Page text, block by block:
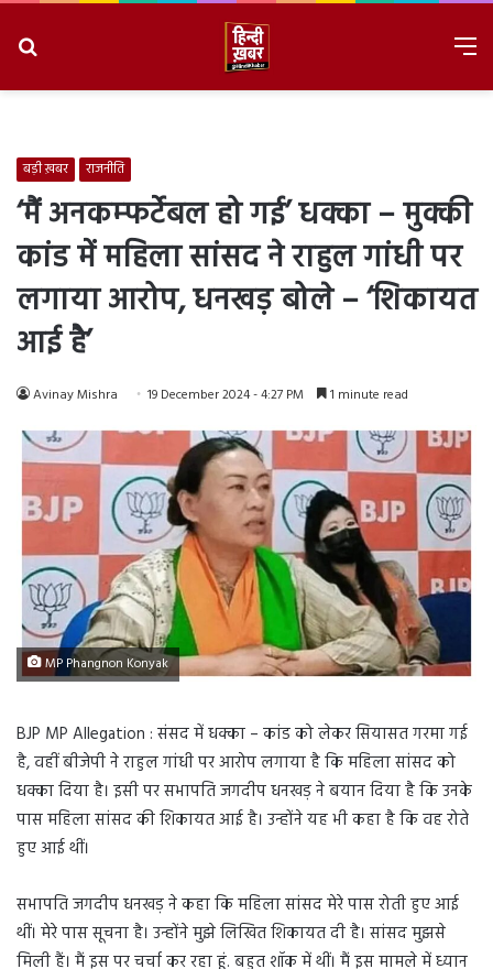
बड़ी ख़बर राजनीति
‘मैं अनकम्फर्टेबल हो गई’ धक्का – मुक्की
कांड में महिला सांसद ने राहुल गांधी पर
लगाया आरोप, धनखड़ बोले – ‘शिकायत
आई है’
Avinay Mishra 19 December 2024 - 4:27 PM 1 minute read
MP Phangnon Konyak
BJP MP Allegation : संसद में धक्का – कांड को लेकर सियासत गरमा गई
है, वहीं बीजेपी ने राहुल गांधी पर आरोप लगाया है कि महिला सांसद को
धक्का दिया है। इसी पर सभापति जगदीप धनखड़ ने बयान दिया है कि उनके
पास महिला सांसद की शिकायत आई है। उन्होंने यह भी कहा है कि वह रोते
हुए आई थीं।
सभापति जगदीप धनखड़ ने कहा कि महिला सांसद मेरे पास रोती हुए आई
थीं। मेरे पास सूचना है। उन्होंने मुझे लिखित शिकायत दी है। सांसद मुझसे
मिली हैं। मैं इस पर चर्चा कर रहा हूं. बहुत शॉक में थीं। मैं इस मामले में ध्यान